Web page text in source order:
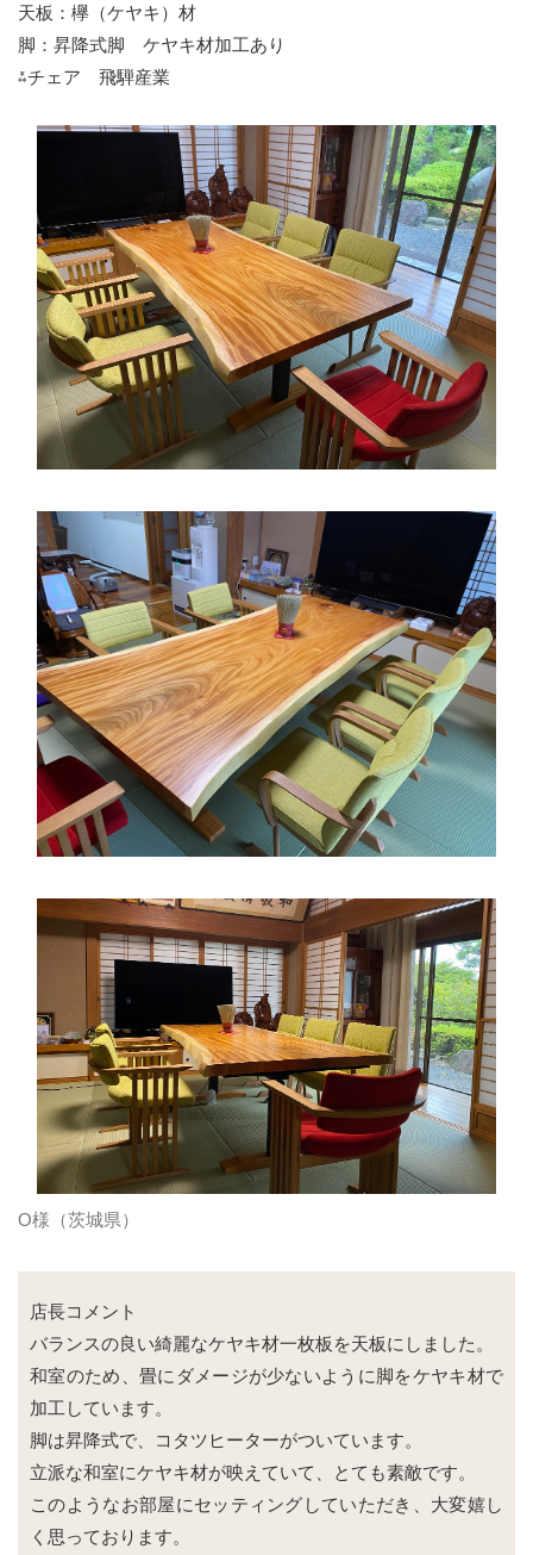
天板：欅（ケヤキ）材
脚：昇降式脚 ケヤキ材加工あり
⁂チェア 飛騨産業
O様（茨城県）
店長コメント
バランスの良い綺麗なケヤキ材一枚板を天板にしました。
和室のため、畳にダメージが少ないように脚をケヤキ材で
加工しています。
脚は昇降式で、コタツヒーターがついています。
立派な和室にケヤキ材が映えていて、とても素敵です。
このようなお部屋にセッティングしていただき、大変嬉し
く思っております。